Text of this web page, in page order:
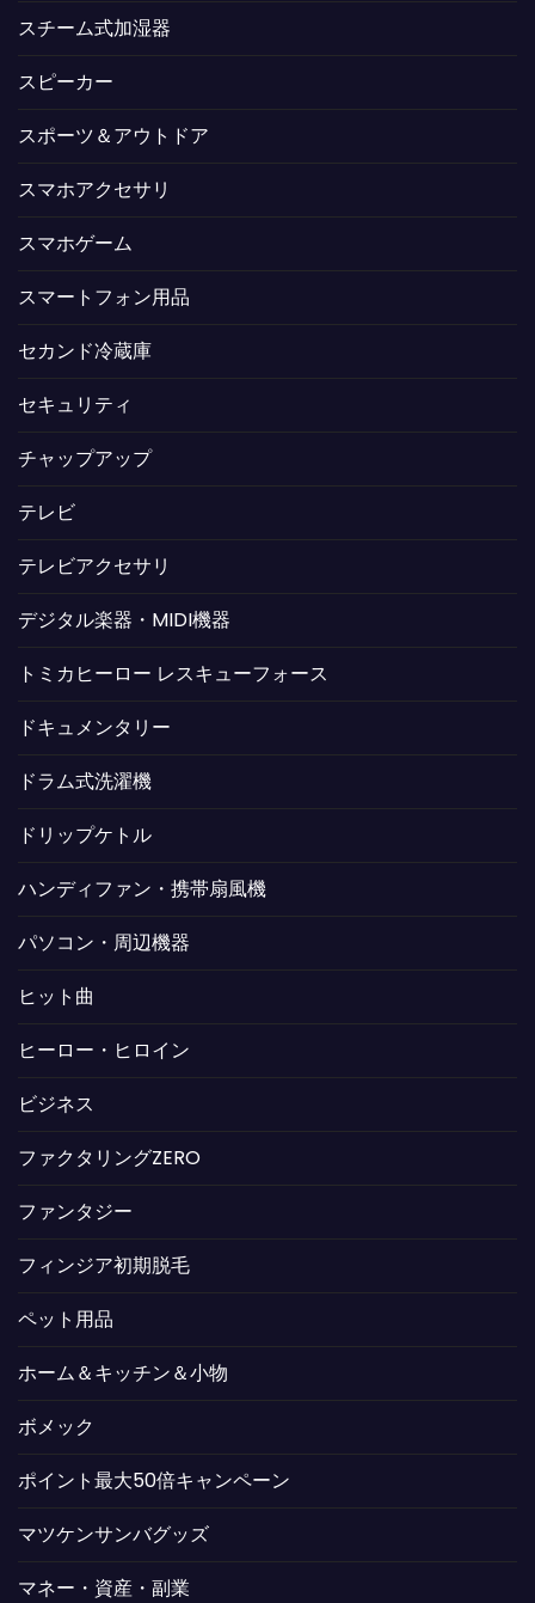
スチーム式加湿器
スピーカー
スポーツ＆アウトドア
スマホアクセサリ
スマホゲーム
スマートフォン用品
セカンド冷蔵庫
セキュリティ
チャップアップ
テレビ
テレビアクセサリ
デジタル楽器・MIDI機器
トミカヒーロー レスキューフォース
ドキュメンタリー
ドラム式洗濯機
ドリップケトル
ハンディファン・携帯扇風機
パソコン・周辺機器
ヒット曲
ヒーロー・ヒロイン
ビジネス
ファクタリングZERO
ファンタジー
フィンジア初期脱毛
ペット用品
ホーム＆キッチン＆小物
ボメック
ポイント最大50倍キャンペーン
マツケンサンバグッズ
マネー・資産・副業